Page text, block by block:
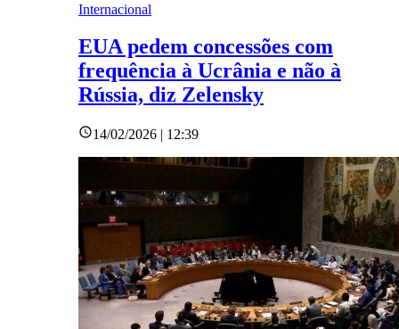
Internacional
EUA pedem concessões com
frequência à Ucrânia e não à
Rússia, diz Zelensky
14/02/2026 | 12:39